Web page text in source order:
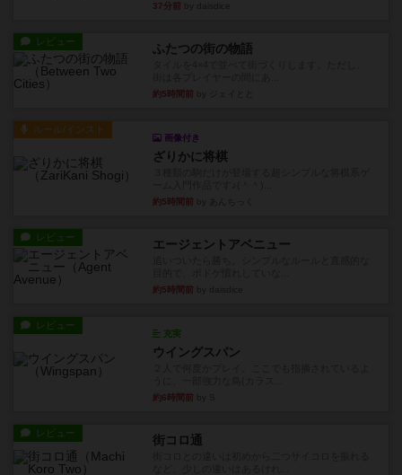
37分前
レビュー ふたつの街の物語
約5時間前
ルール/インスト
画像付き
ざりかに将棋
約5時間前
レビュー エージェントアベニュー
約5時間前
レビュー
充実
ウイングスパン
約6時間前
レビュー 街コロ通